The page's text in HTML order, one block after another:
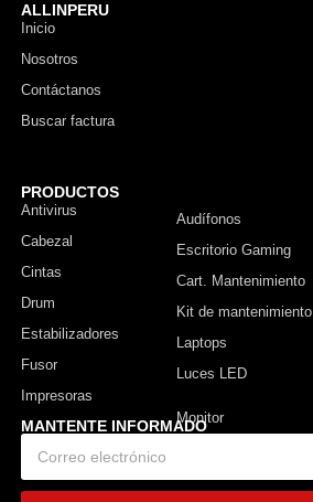
ALLINPERU
Inicio
Nosotros
Contáctanos
Buscar factura
PRODUCTOS
Antivirus
Cabezal
Cintas
Drum
Estabilizadores
Fusor
Impresoras
Audífonos
Escritorio Gaming
Cart. Mantenimiento
Kit de mantenimiento
Laptops
Luces LED
MANTENTE INFORMADO